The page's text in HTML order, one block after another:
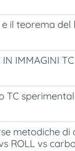
il teorema
IN IMMAGINI TC
metodiche
ROLL vs